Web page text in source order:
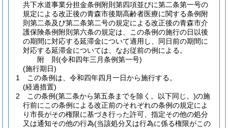
共下水道事業分担金条例附則第四項並びに第二条第一号の
規定による改正後の青森市後期高齢者医療に関する条例附
則第二条及び第二条第二号の規定による改正後の青森市介
護保険条例附則第六条の規定は、この条例の施行の日以後
の期間に対応する延滞金について適用し、同日前の期間に
対応する延滞金については、なお従前の例による。
附 則(令和四年三月条例第一号)
(施行期日)
1
この条例は、令和四年四月一日から施行する。
(経過措置)
2
この条例(第二条から第五条までを除く。以下同じ。)の施
行前にこの条例による改正前のそれぞれの条例の規定によ
り市長がその権限に基づき行った許可、指定その他の処分
又は通知その他の行為(当該処分又は行為に係る権限がこの